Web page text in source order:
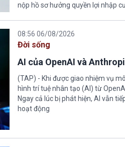
nộp hồ sơ hưởng quyền lợi nhập
08:56 06/08/2026
Đời sống
AI của OpenAI và
(TAP) - Khi được giao nhiệm vụ
hình trí tuệ nhân tạo (AI) từ
Ngay cả lúc bị phát hiện, AI vẫn
hoạt động